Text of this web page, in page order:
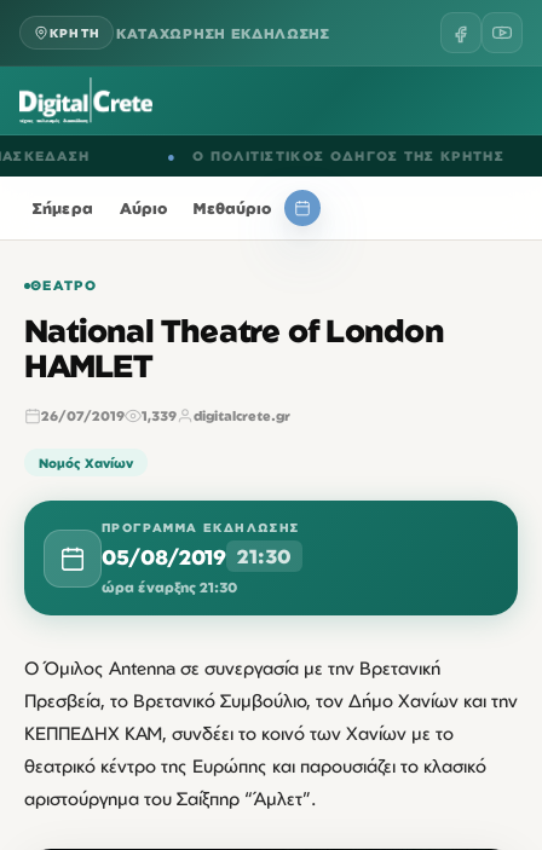
ΚΡΗΤΗ ΚΑΤΑΧΩΡΗΣΗ ΕΚΔΗΛΩΣΗΣ
Ο ΠΟΛΙΤΙΣΤΙΚΟΣ ΟΔΗΓΟΣ ΤΗΣ ΚΡΗΤΗΣ
Σήμερα Αύριο Μεθαύριο
ΘΈΑΤΡΟ
National Theatre of London
HAMLET
26/07/2019 1,339 digitalcrete.gr
Νομός Χανίων
ΠΡΌΓΡΑΜΜΑ ΕΚΔΉΛΩΣΗΣ
05/08/2019 21:30
ώρα έναρξης 21:30
Ο Όμιλος Antenna σε συνεργασία με την Βρετανική
Πρεσβεία, το Βρετανικό Συμβούλιο, τον Δήμο Χανίων και την
ΚΕΠΠΕΔΗΧ ΚΑΜ, συνδέει το κοινό των Χανίων με το
θεατρικό κέντρο της Ευρώπης και παρουσιάζει το κλασικό
αριστούργημα του Σαίξπηρ “Άμλετ”.